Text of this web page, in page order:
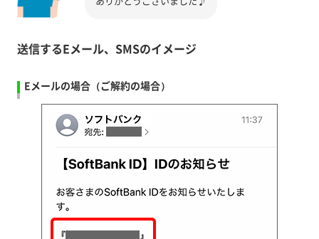
送信するEメール、SMSのイメージ
Eメールの場合（ご解約の場合）